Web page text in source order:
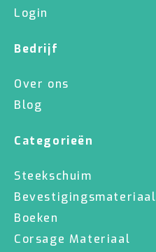
Login
Bedrijf
Over ons
Blog
Categorieën
Steekschuim
Bevestigingsmateriaal
Boeken
Corsage Materiaal